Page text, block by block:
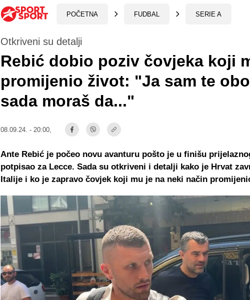
POČETNA FUDBAL SERIE A
Otkriveni su detalji
Rebić dobio poziv čovjeka koji
promijenio život: "Ja sam te
sada moraš da..."
08.09.24. - 20:00,
Ante Rebić je počeo novu avanturu pošto je u finišu
potpisao za Lecce. Sada su otkriveni i detalji kako je Hrvat
Italije i ko je zapravo čovjek koji mu je na neki način